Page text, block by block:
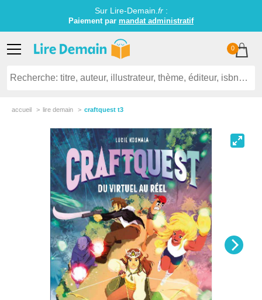
Sur Lire-Demain. fr:
Paiement par mandat administratif
0
accueil lire demain craftquest t3